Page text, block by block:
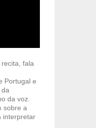
fala
Portugal e
da voz.
sobre a
interpretar